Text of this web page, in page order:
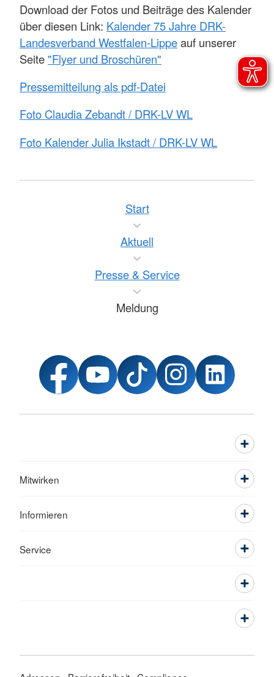
Download der Fotos und Beiträge des Kalender
über diesen Link: Kalender 75 Jahre DRK-
Landesverband Westfalen-Lippeauf unserer
Seite "Flyer und Broschüren"
Pressemitteilung als pdf-Datei
Foto Claudia Zebandt / DRK-LV WL
Foto Kalender Julia Ikstadt / DRK-LV WL
Start
Aktuell
Presse & Service
Meldung
Mitwirken
Informieren
Service